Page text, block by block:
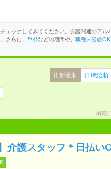
ェックしてみてください。介護関連のアル
さらに、 単発などの期間や、 職種未経験OK
新着順 時給順
掲載
介護スタッフ＊日払い